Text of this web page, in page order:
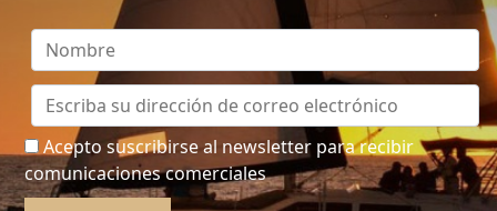
Acepto suscribirse al newsletter para recibir
comunicaciones comerciales